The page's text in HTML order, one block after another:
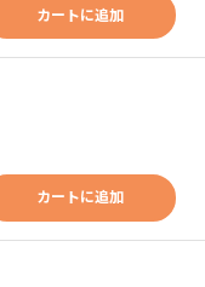
カートに追加
カートに追加